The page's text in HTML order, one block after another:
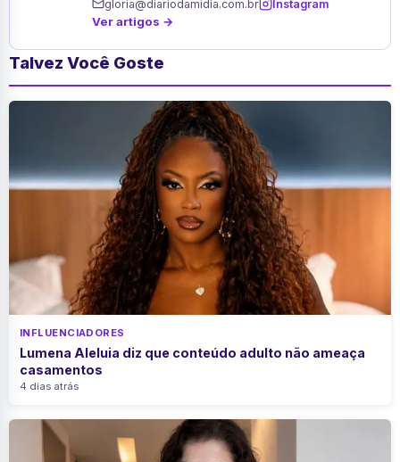
gloria@diariodamidia.com.br Instagram
Ver artigos →
Talvez Você Goste
INFLUENCIADORES
Lumena Aleluia diz que conteúdo adulto não ameaça
casamentos
4 dias atrás